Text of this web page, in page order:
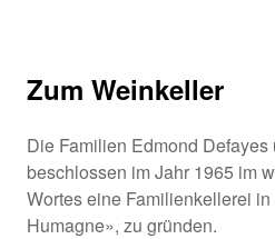
Zum Weinkeller
Die Familien Edmond
beschlossen im Jahr 1965 im
Wortes eine Familienkellerei
Humagne», zu gründen.